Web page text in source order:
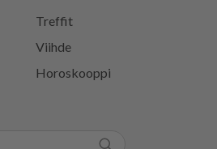
Treffit
Viihde
Horoskooppi